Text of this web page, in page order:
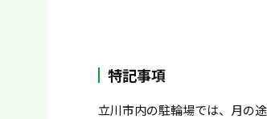
特記事項
立川市内の駐輪場では、月の